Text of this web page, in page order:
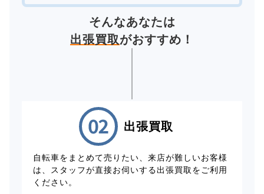
そんなあなたは
出張買取がおすすめ！
出張買取
自転車をまとめて売りたい、来店が難しいお客様
は、スタッフが直接お伺いする出張買取をご利用
ください。